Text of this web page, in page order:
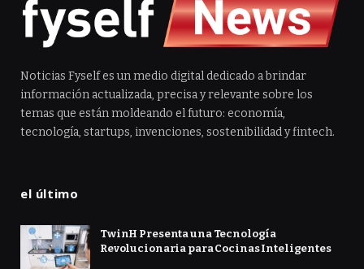
Noticias Fyself es un medio digital dedicado a brindar
información actualizada, precisa y relevante sobre los
temas que están moldeando el futuro: economía,
tecnología, startups, invenciones, sostenibilidad y fintech.
el último
TwinH Presenta una Tecnología
Revolucionaria para Cocinas Inteligentes